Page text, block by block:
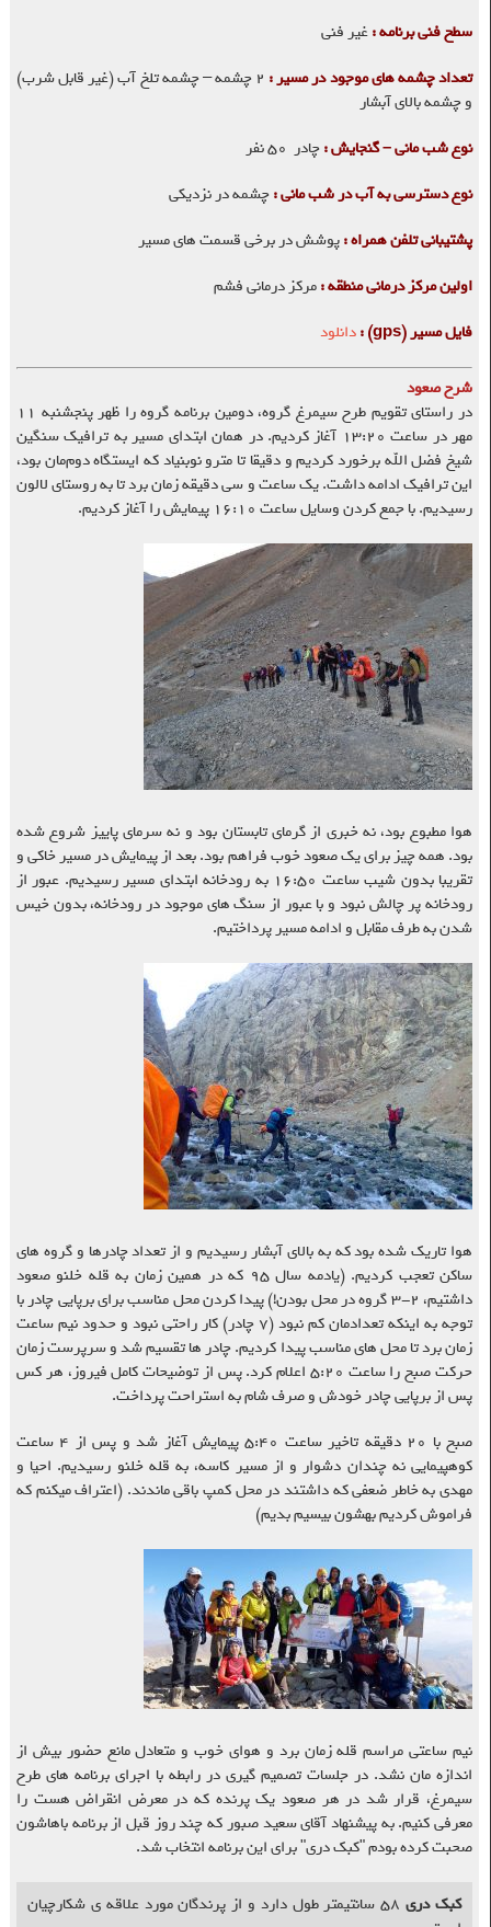
سطح فنی برنامه :غیر فنی
تعداد چشمه های موجود در مسیر : ۲ چشمه – چشمه تلخ آب (غیر قابل شرب)
و چشمه بالای آبشار
نوع شب مانی – گنجایش :چادر ۵۰ نفر
نوع دسترسی به آب در شب مانی :چشمه در نزدیکی
پشتیبانی تلفن همراه :پوشش در برخی قسمت های مسیر
اولین مرکز درمانی منطقه :مرکز درمانی فشم
فایل مسیر (gps) :
دانلود
شرح صعود
در راستای تقویم طرح سیمرغ گروه، دومین برنامه گروه را ظهر پنجشنبه ۱۱
مهر در ساعت ۱۳:۲۰ آغاز کردیم. در همان ابتدای مسیر به ترافیک سنگین
شیخ فضل الله برخورد کردیم و دقیقا تا مترو نوبنیاد که ایستگاه دوم‌مان بود،
این ترافیک ادامه داشت. یک ساعت و سی دقیقه زمان برد تا به روستای لالون
رسیدیم. با جمع کردن وسایل ساعت ۱۶:۱۰ پیمایش را آغاز کردیم.
هوا مطبوع بود، نه خبری از گرمای تابستان بود و نه سرمای پاییز شروع شده
بود. همه چیز برای یک صعود خوب فراهم بود. بعد از پیمایش در مسیر خاکی و
تقریبا بدون شیب ساعت ۱۶:۵۰ به رودخانه ابتدای مسیر رسیدیم. عبور از
رودخانه پر چالش نبود و با عبور از سنگ های موجود در رودخانه، بدون خیس
شدن به طرف مقابل و ادامه مسیر پرداختیم.
هوا تاریک شده بود که به بالای آبشار رسیدیم و از تعداد چادرها و گروه های
ساکن تعجب کردیم. (یادمه سال ۹۵ که در همین زمان به قله خلنو صعود
داشتیم، ۲-۳ گروه در محل بودن!) پیدا کردن محل مناسب برای برپایی چادر با
توجه به اینکه تعدادمان کم نبود (۷ چادر) کار راحتی نبود و حدود نیم ساعت
زمان برد تا محل های مناسب پیدا کردیم. چادر ها تقسیم شد و سرپرست زمان
حرکت صبح را ساعت ۵:۲۰ اعلام کرد. پس از توضیحات کامل فیروز، هر کس
پس از برپایی چادر خودش و صرف شام به استراحت پرداخت.
صبح با ۲۰ دقیقه تاخیر ساعت ۵:۴۰ پیمایش آغاز شد و پس از ۴ ساعت
کوهپیمایی نه چندان دشوار و از مسیر کاسه، به قله خلنو رسیدیم. احیا و
مهدی به خاطر ضعفی که داشتند در محل کمپ باقی ماندند. (اعتراف میکنم که
فراموش کردیم بهشون بیسیم بدیم)
نیم ساعتی مراسم قله زمان برد و هوای خوب و متعادل مانع حضور بیش از
اندازه مان نشد. در جلسات تصمیم گیری در رابطه با اجرای برنامه های طرح
سیمرغ، قرار شد در هر صعود یک پرنده که در معرض انقراض هست را
معرفی کنیم. به پیشنهاد آقای سعید صبور که چند روز قبل از برنامه باهاشون
صحبت کرده بودم "کبک دری" برای این برنامه انتخاب شد.
کبک دری
۵۸ سانتیمتر طول دارد و از پرندگان مورد علاقه ی شکارچیان